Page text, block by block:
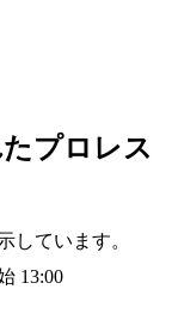
プロレス
しています。
13:00